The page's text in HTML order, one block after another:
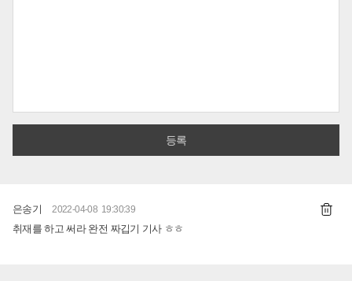
은송기 2022-04-08 19:30:39
취재를 하고 써라 완전 짜깁기 기사 ㅎㅎ